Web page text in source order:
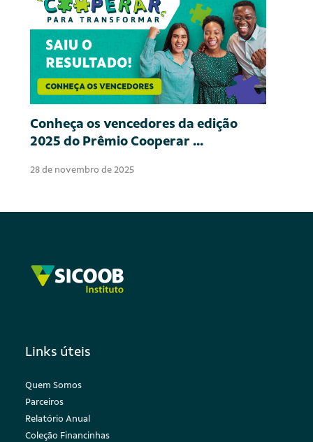
Conheça os vencedores da edição
2025 do Prêmio Cooperar ...
28 de novembro de 2025
Links úteis
Quem Somos
Parceiros
Relatório Anual
Coleção Financinhas